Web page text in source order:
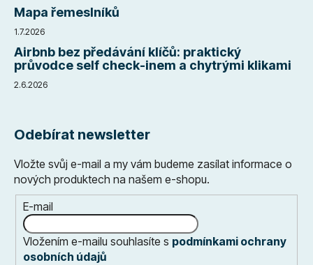
Mapa řemeslníků
1.7.2026
Airbnb bez předávání klíčů: praktický
průvodce self check-inem a chytrými klikami
2.6.2026
Odebírat newsletter
Vložte svůj e-mail a my vám budeme zasílat informace o
nových produktech na našem e-shopu.
E-mail
Vložením e-mailu souhlasíte s podmínkami ochrany
osobních údajů